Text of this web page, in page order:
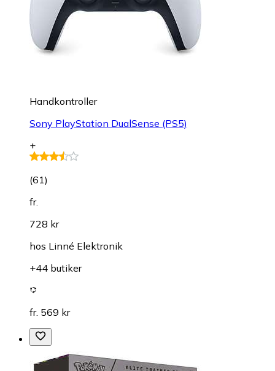
Handkontroller
Sony PlayStation DualSense (PS5)
+
(61)
fr.
728 kr
hos Linné Elektronik
+44 butiker
fr. 569 kr